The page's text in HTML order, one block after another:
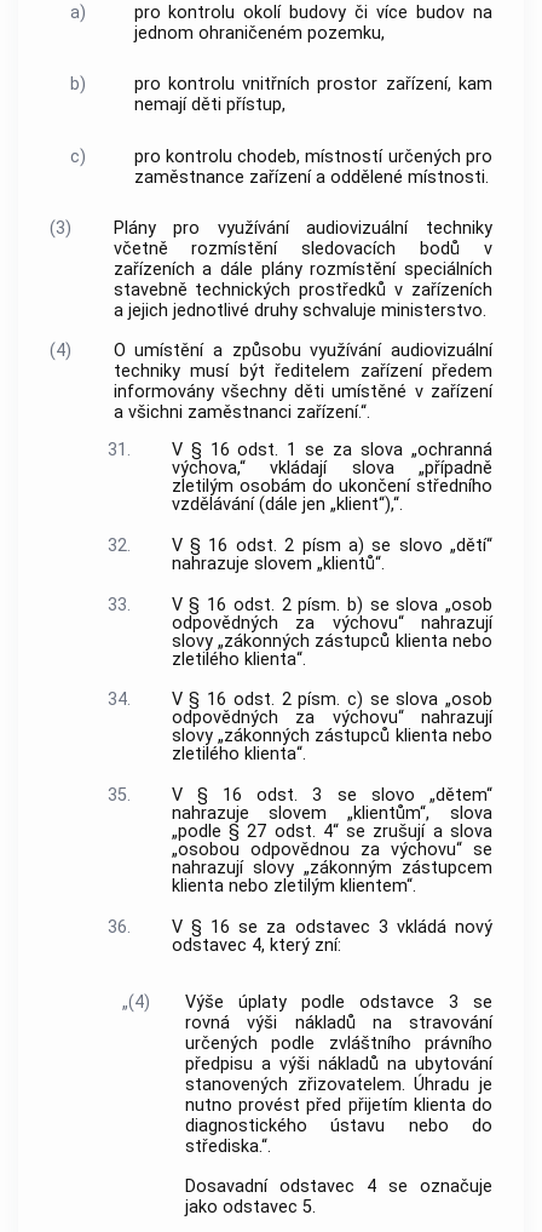
a)
pro kontrolu okolí budovy či více budov na
jednom ohraničeném pozemku,
b)
pro kontrolu vnitřních prostor zařízení, kam
nemají děti přístup,
c)
pro kontrolu chodeb, místností určených pro
zaměstnance zařízení a oddělené místnosti.
(3)
Plány pro využívání audiovizuální techniky
včetně rozmístění sledovacích bodů v
zařízeních a dále plány rozmístění speciálních
stavebně technických prostředků v zařízeních
a jejich jednotlivé druhy schvaluje ministerstvo.
(4)
O umístění a způsobu využívání audiovizuální
techniky musí být ředitelem zařízení předem
informovány všechny děti umístěné v zařízení
a všichni zaměstnanci zařízení.“.
31.
V § 16 odst. 1 se za slova „ochranná
výchova,“ vkládají slova „případně
zletilým osobám do ukončení středního
vzdělávání (dále jen „klient“),“.
32.
V § 16 odst. 2 písm a) se slovo „dětí“
nahrazuje slovem „klientů“.
33.
V § 16 odst. 2 písm. b) se slova „osob
odpovědných za výchovu“ nahrazují
slovy „zákonných zástupců klienta nebo
zletilého klienta“.
34.
V § 16 odst. 2 písm. c) se slova „osob
odpovědných za výchovu“ nahrazují
slovy „zákonných zástupců klienta nebo
zletilého klienta“.
35.
V § 16 odst. 3 se slovo „dětem“
nahrazuje slovem „klientům“, slova
„podle § 27 odst. 4“ se zrušují a slova
„osobou odpovědnou za výchovu“ se
nahrazují slovy „zákonným zástupcem
klienta nebo zletilým klientem“.
36.
V § 16 se za odstavec 3 vkládá nový
odstavec 4, který zní:
„(4)
Výše úplaty podle odstavce 3 se
rovná výši nákladů na stravování
určených podle zvláštního právního
předpisu a výši nákladů na ubytování
stanovených zřizovatelem. Úhradu je
nutno provést před přijetím klienta do
diagnostického ústavu nebo do
střediska.“.
Dosavadní odstavec 4 se označuje
jako odstavec 5.